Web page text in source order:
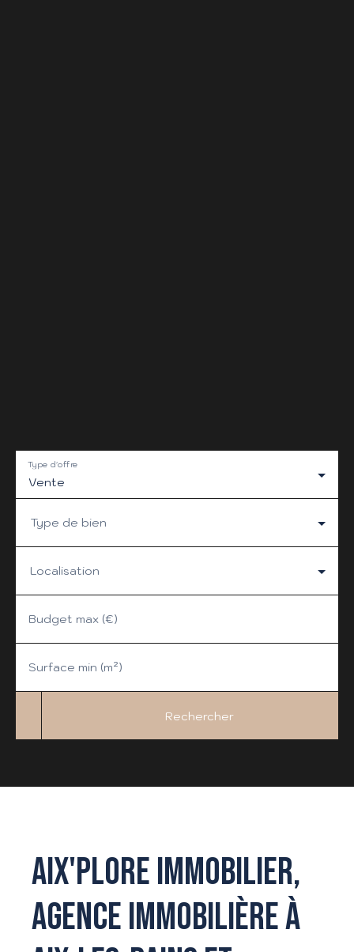
Vente
Type d'offre
Type de bien
Localisation
Budget max (€)
Surface min (m²)
Rechercher
AIX'PLORE IMMOBILIER,
AGENCE IMMOBILIÈRE À